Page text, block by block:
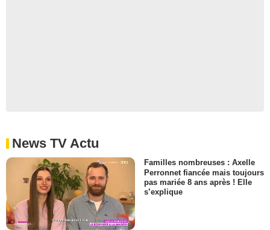
News TV Actu
Familles nombreuses : Axelle
Perronnet fiancée mais toujours
pas mariée 8 ans après ! Elle
s’explique